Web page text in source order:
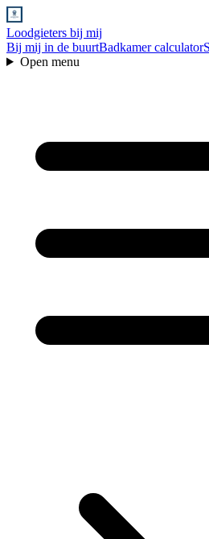
Loodgieters bij mij
Bij mij in de buurtBadkamer calculator
Open menu